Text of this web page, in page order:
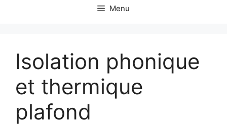
Menu
Isolation phonique
et thermique
plafond